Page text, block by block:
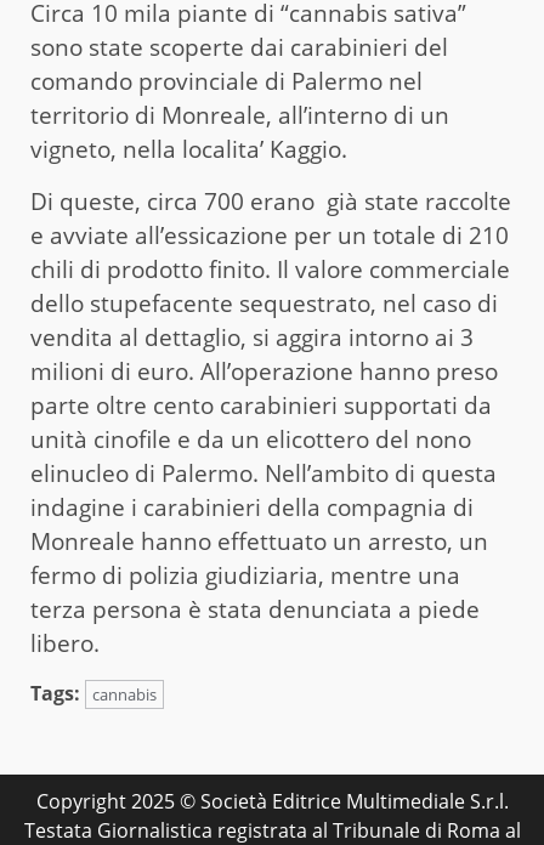
Circa 10 mila piante di “cannabis sativa”
sono state scoperte dai carabinieri del
comando provinciale di Palermo nel
territorio di Monreale, all’interno di un
vigneto, nella localita’ Kaggio.
Di queste, circa 700 erano già state raccolte
e avviate all’essicazione per un totale di 210
chili di prodotto finito. Il valore commerciale
dello stupefacente sequestrato, nel caso di
vendita al dettaglio, si aggira intorno ai 3
milioni di euro. All’operazione hanno preso
parte oltre cento carabinieri supportati da
unità cinofile e da un elicottero del nono
elinucleo di Palermo. Nell’ambito di questa
indagine i carabinieri della compagnia di
Monreale hanno effettuato un arresto, un
fermo di polizia giudiziaria, mentre una
terza persona è stata denunciata a piede
libero.
Tags: cannabis
Copyright 2025 © Società Editrice Multimediale S.r.l.
Testata Giornalistica registrata al Tribunale di Roma al